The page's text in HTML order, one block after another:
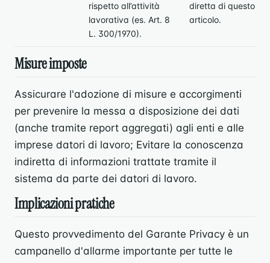
rispetto all’attività
lavorativa (es. Art. 8
L. 300/1970).
diretta di questo
articolo.
Misure imposte
Assicurare l'adozione di misure e accorgimenti
per prevenire la messa a disposizione dei dati
(anche tramite report aggregati) agli enti e alle
imprese datori di lavoro; Evitare la conoscenza
indiretta di informazioni trattate tramite il
sistema da parte dei datori di lavoro.
Implicazioni pratiche
Questo provvedimento del Garante Privacy è un
campanello d'allarme importante per tutte le